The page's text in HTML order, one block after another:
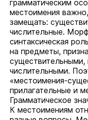
грамматическим
местоимения
замещать:
числительные.
синтаксическая
на предметы,
существительными,
числительными.
«местоимения-
прилагательные и
Грамматическое
К местоимениям